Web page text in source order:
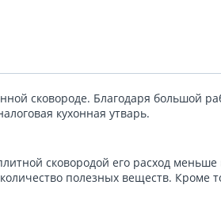
сковороде. Благодаря большой
кухонная утварь.
сковородой его расход
полезных веществ. Кроме